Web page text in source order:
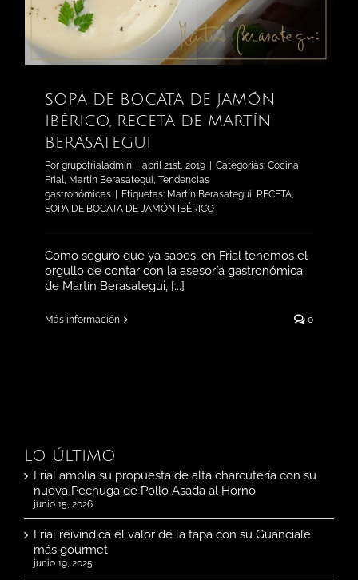
SOPA DE BOCATA DE JAMÓN
IBÉRICO, RECETA DE MARTÍN
BERASATEGUI
Por grupofrialadmin | abril 21st, 2019 | Categorías: Cocina
Frial
Martín Berasategui Tendencias
gastronómicas | Etiquetas: Martín Berasategui RECETA
SOPA DE BOCATA DE JAMÓN IBÉRICO
Como seguro que ya sabes, en Frial tenemos el
orgullo de contar con la asesoría gastronómica
de Martín Berasategui, [...]
Más información 0
LO ÚLTIMO
Frial amplía su propuesta de alta charcutería con su
nueva Pechuga de Pollo Asada al Horno
junio 15, 2026
Frial reivindica el valor de la tapa con su Guanciale
más gourmet
junio 19, 2025